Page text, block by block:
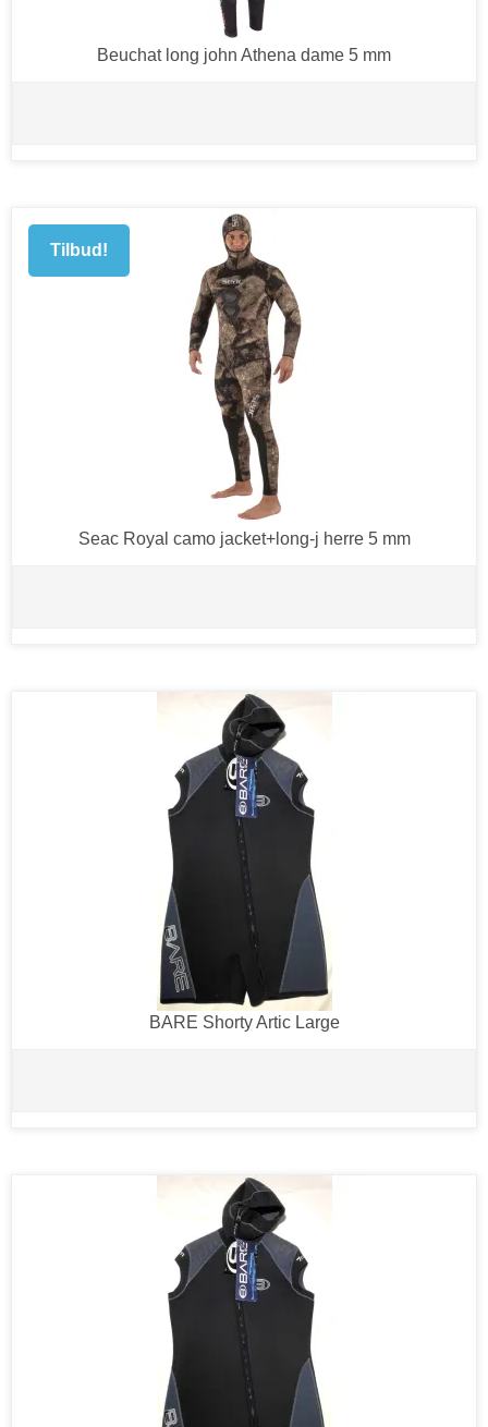
Beuchat long john Athena dame 5 mm
Tilbud!
Seac Royal camo jacket+long-j herre 5 mm
BARE Shorty Artic Large